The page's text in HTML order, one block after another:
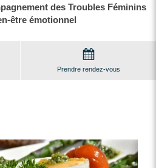
des Troubles Féminins
être émotionnel
Prendre rendez-vous